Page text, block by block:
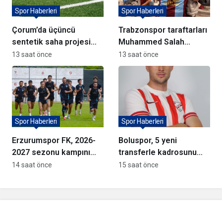
Çorum’da üçüncü
sentetik saha projesi
için söz verildi
Spor Haberleri
13 saat önce
Trabzonspor taraftarları
Muhammed Salah
formalarına akın ediyor
Spor Haberleri
13 saat önce
Erzurumspor FK, 2026-
2027 sezonu kampını
tamamladı
Spor Haberleri
14 saat önce
Boluspor, 5 yeni
transferle kadrosunu
güçlendirdi
Spor Haberleri
15 saat önce